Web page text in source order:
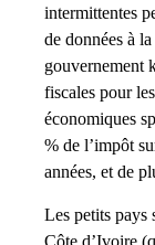
intermittentes
de données à
gouvernement
fiscales pour
économiques
% de l’impôt
années, et de
Les petits pays
Côte d’Ivoire